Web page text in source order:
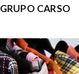
GRUPO CARSO